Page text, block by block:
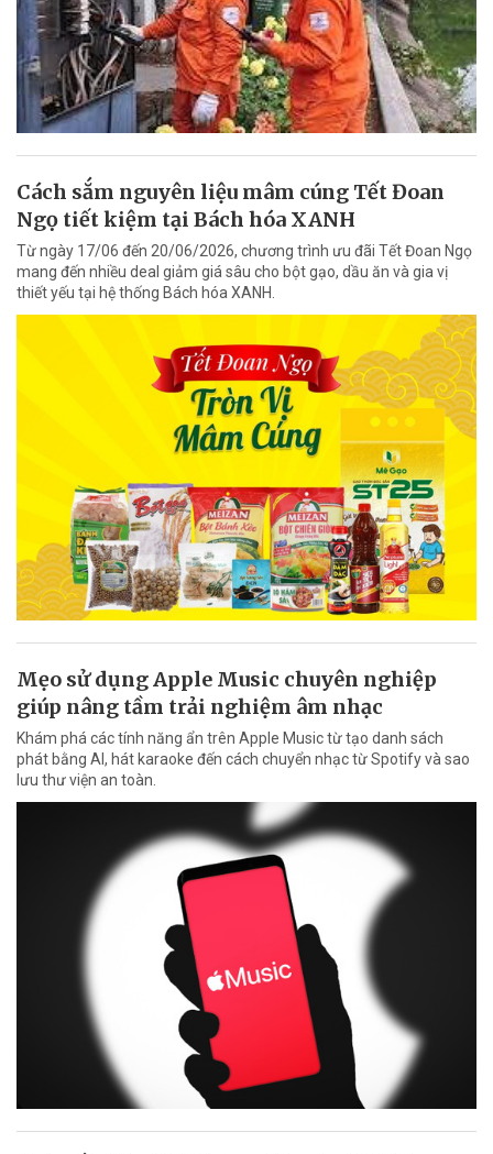
Cách sắm nguyên liệu mâm cúng Tết Đoan
Ngọ tiết kiệm tại Bách hóa XANH
Từ ngày 17/06 đến 20/06/2026, chương trình ưu đãi Tết Đoan Ngọ
mang đến nhiều deal giảm giá sâu cho bột gạo, dầu ăn và gia vị
thiết yếu tại hệ thống Bách hóa XANH.
Mẹo sử dụng Apple Music chuyên nghiệp
giúp nâng tầm trải nghiệm âm nhạc
Khám phá các tính năng ẩn trên Apple Music từ tạo danh sách
phát bằng AI, hát karaoke đến cách chuyển nhạc từ Spotify và sao
lưu thư viện an toàn.